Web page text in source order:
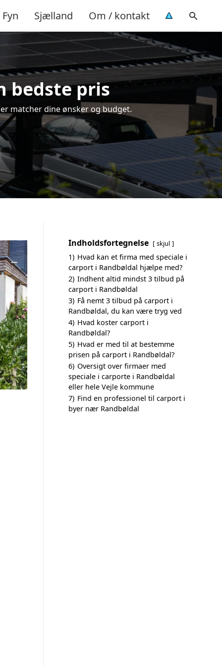
Fyn Sjælland Om / kontakt
bedste pris
matcher dine ønsker og budget.
Indholdsfortegnelse skjul
1) Hvad kan et firma med speciale i
carport i Randbøldal hjælpe med?
2) Indhent altid mindst 3 tilbud på
carport i Randbøldal
3) Få nemt 3 tilbud på carport i
Randbøldal, du kan være tryg ved
4) Hvad koster carport i
Randbøldal?
5) Hvad er med til at bestemme
prisen på carport i Randbøldal?
6) Oversigt over firmaer med
speciale i carporte i Randbøldal
eller hele Vejle kommune
7) Find en professionel til carport i
byer nær Randbøldal